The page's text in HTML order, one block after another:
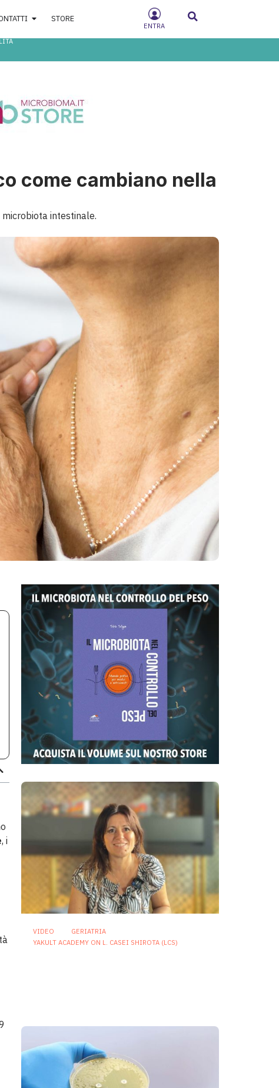
STORE
ENTRA
come cambiano nella
intestinale.
, i
VIDEO
GERIATRIA
YAKULT ACADEMY ON L. CASEI SHIROTA (LCS)